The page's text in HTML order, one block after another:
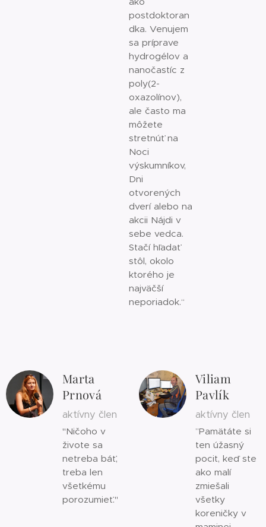
postdoktoran
dka. Venujem
sa príprave
hydrogélov a
nanočastíc z
poly(2-
oxazolínov),
ale často ma
môžete
stretnúť na
Noci
výskumníkov,
Dni
otvorených
dverí alebo na
akcii Nájdi v
sebe vedca.
Stačí hľadať
stôl, okolo
ktorého je
najväčší
neporiadok.“
Marta
Prnová
aktívny člen
"Ničoho v
živote sa
netreba báť,
treba len
všetkému
porozumieť."
Viliam
Pavlík
aktívny člen
”Pamätáte si
ten úžasný
pocit, keď ste
ako malí
zmiešali
všetky
koreničky v